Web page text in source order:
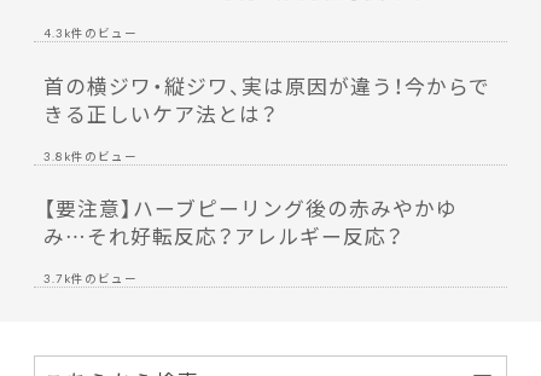
4.3k件のビュー
首の横ジワ・縦ジワ、実は原因が違う！今からで
きる正しいケア法とは？
3.8k件のビュー
【要注意】ハーブピーリング後の赤みやかゆ
み…それ好転反応？アレルギー反応？
3.7k件のビュー